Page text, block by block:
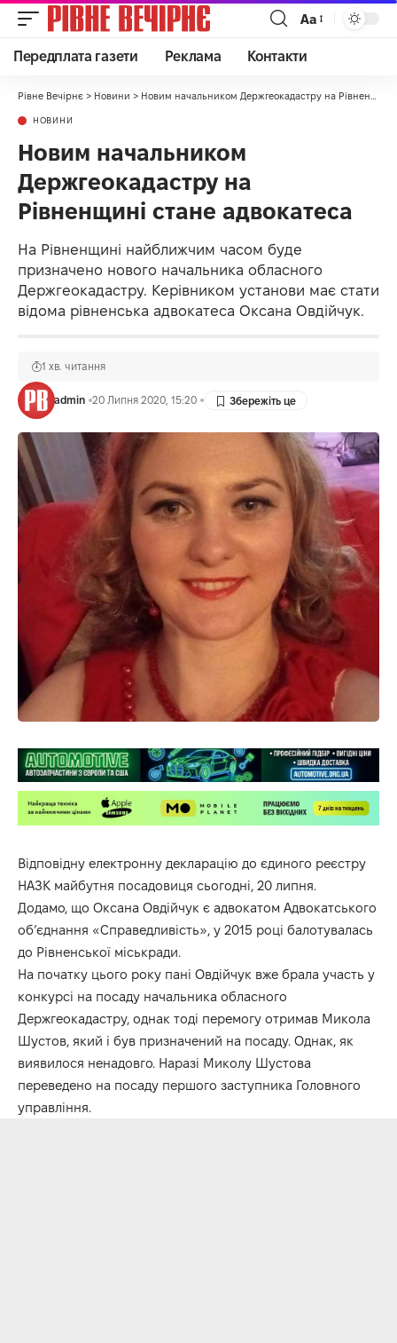
Аа
Передплата газети Реклама Контакти
Рівне Вечірнє > Новини > Новим начальником Держгеокадастру на Рівненщині стане адвокатеса
НОВИНИ
Новим начальником
Держгеокадастру на
Рівненщині стане адвокатеса
На Рівненщині найближчим часом буде
призначено нового начальника обласного
Держгеокадастру. Керівником установи має стати
відома рівненська адвокатеса Оксана Овдійчук.
admin 20 Липня 2020, 15:20
1 хв. читання
Відповідну електронну декларацію до єдиного реєстру
НАЗК майбутня посадовиця сьогодні, 20 липня.
Додамо, що Оксана Овдійчук є адвокатом Адвокатського
об’єднання «Справедливість», у 2015 році балотувалась
до Рівненської міськради.
На початку цього року пані Овдійчук вже брала участь у
конкурсі на посаду начальника обласного
Держгеокадастру, однак тоді перемогу отримав Микола
Шустов, який і був призначений на посаду. Однак, як
виявилося ненадовго. Наразі Миколу Шустова
переведено на посаду першого заступника Головного
управління.